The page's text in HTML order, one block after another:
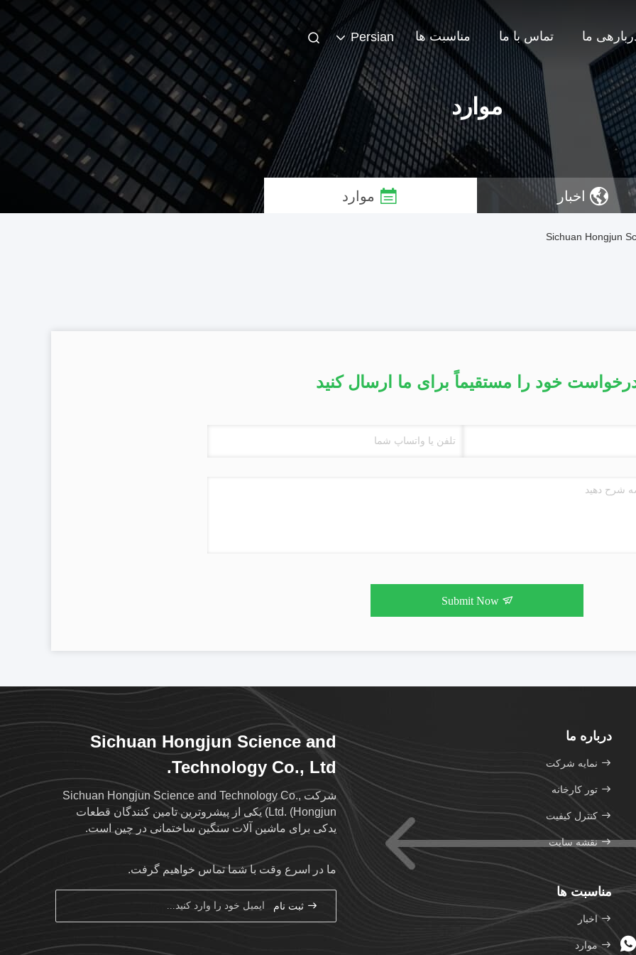
ما تماس با ما مناسبت ها Persian
موارد
اخبار موارد
Sichuan Hongjun
خود را مستقیماً برای ما ارسال کنید
Submit Now
درباره ما
نمایه شرکت
تور کارخانه
کنترل کیفیت
نقشه سایت
مناسبت ها
اخبار
موارد
Sichuan Hongjun Science and
Technology Co., Ltd.
شرکت Sichuan Hongjun Science and Technology Co.,
Ltd. (Hongjun) یکی از پیشروترین تامین کنندگان قطعات
یدکی برای ماشین آلات سنگین ساختمانی در چین است.
ما در اسرع وقت با شما تماس خواهیم گرفت.
ثبت نام